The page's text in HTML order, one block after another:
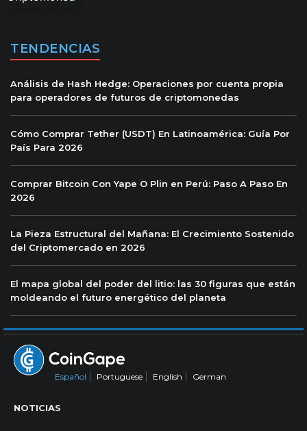
TENDENCIAS
Análisis de Hash Hedge: Operaciones por cuenta propia
para operadores de futuros de criptomonedas
Cómo Comprar Tether (USDT) En Latinoamérica: Guía Por
País Para 2026
Comprar Bitcoin Con Yape O Plin en Perú: Paso A Paso En
2026
La Pieza Estructural del Mañana: El Crecimiento Sostenido
del Criptomercado en 2026
El mapa global del poder del litio: las 30 figuras que están
moldeando el futuro energético del planeta
Español Portuguese English German
NOTICIAS